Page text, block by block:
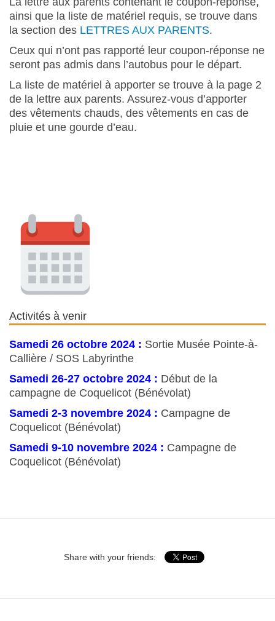
ainsi que la liste de matériel requis, se trouve dans
la section des LETTRES AUX PARENTS.
Ceux qui n’ont pas rapporté leur coupon-réponse ne
seront pas admis dans l’autobus pour le départ.
La liste de matériel à apporter se trouve à la page 2
de la lettre aux parents. Assurez-vous d’apporter
des vêtements chauds, des vêtements en cas de
pluie et une gourde d’eau.
Activités à venir
Samedi 26 octobre 2024 : Sortie Musée Pointe-à-
Callière / SOS Labyrinthe
Samedi 26-27 octobre 2024 : Début de la
campagne de Coquelicot (Bénévolat)
Samedi 2-3 novembre 2024 : Campagne de
Coquelicot (Bénévolat)
Samedi 9-10 novembre 2024 : Campagne de
Coquelicot (Bénévolat)
Share with your friends: